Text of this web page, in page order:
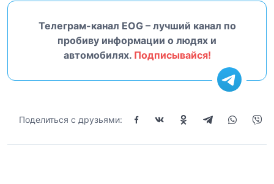
Телеграм-канал EOG – лучший канал по
пробиву информации о людях и
автомобилях. Подписывайся!
Поделиться с друзьями: